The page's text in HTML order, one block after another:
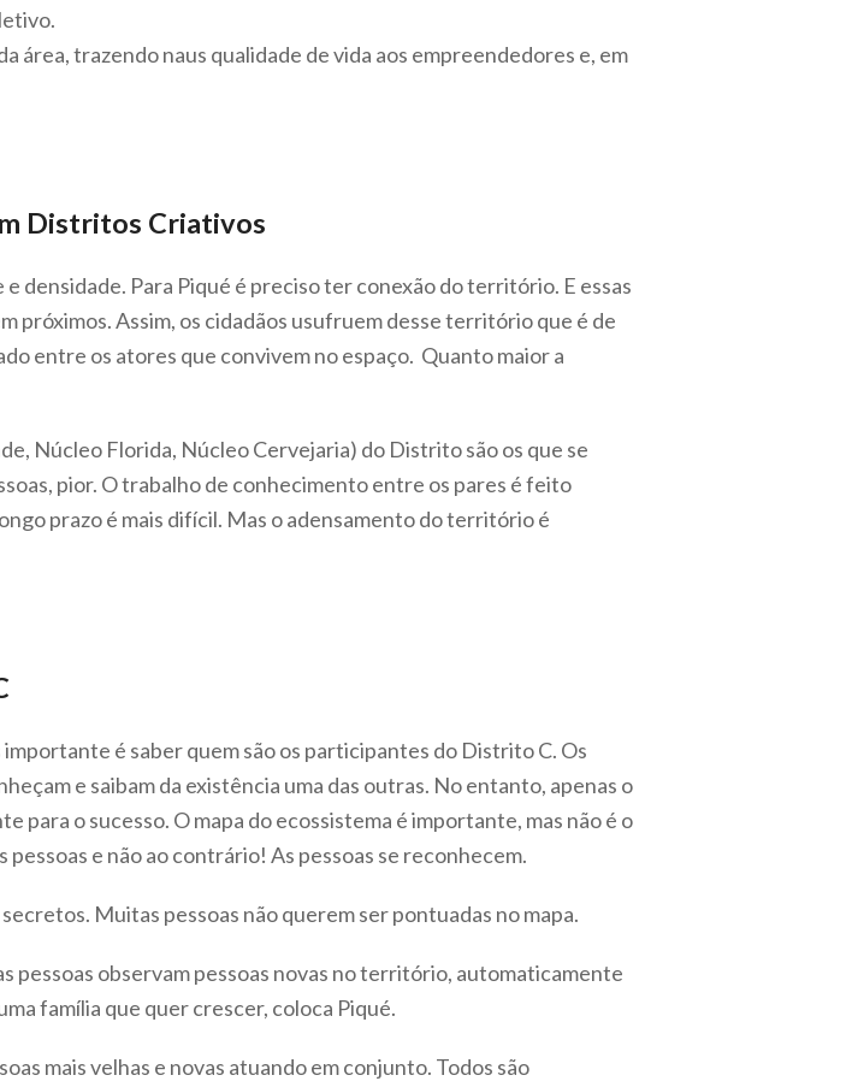
área, trazendo naus qualidade de vida aos empreendedores e, em
Distritos Criativos
densidade. Para Piqué é preciso ter conexão do território. E essas
próximos. Assim, os cidadãos usufruem desse território que é de
entre os atores que convivem no espaço. Quanto maior a
Núcleo Florida, Núcleo Cervejaria) do Distrito são os que se
pior. O trabalho de conhecimento entre os pares é feito
prazo é mais difícil. Mas o adensamento do território é
é saber quem são os participantes do Distrito C. Os
e saibam da existência uma das outras. No entanto, apenas o
o sucesso. O mapa do ecossistema é importante, mas não é o
e não ao contrário! As pessoas se reconhecem.
Muitas pessoas não querem ser pontuadas no mapa.
pessoas observam pessoas novas no território, automaticamente
família que quer crescer, coloca Piqué.
mais velhas e novas atuando em conjunto. Todos são